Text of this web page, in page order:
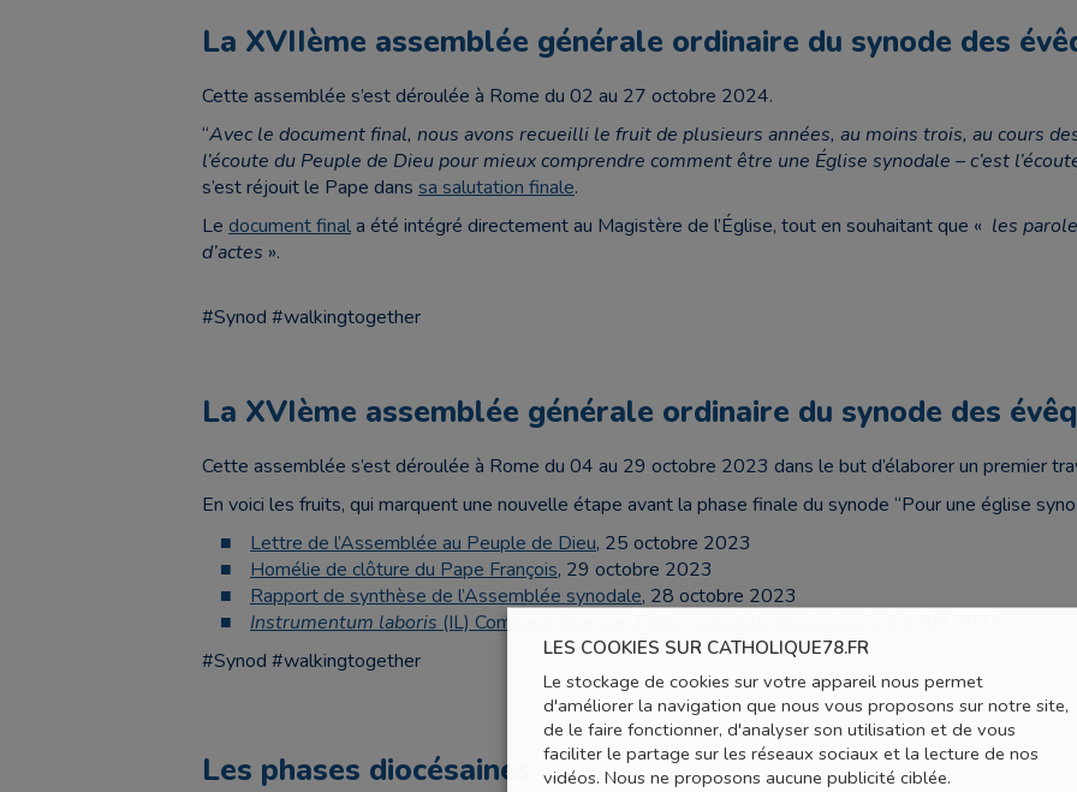
La XVIIème assemblée générale ordinaire du synode des
Cette assemblée s’est déroulée à Rome du 02 au 27 octobre 2024.
“Avec le document final, nous avons recueilli le fruit de plusieurs années, au moins trois, au cours
l’écoute du Peuple de Dieu pour mieux comprendre comment être une Église synodale – c’est
s’est réjouit le Pape dans sa salutation finale.
Le document finala été intégré directement au Magistère de l’Église, tout en souhaitant que « les
d’actes ».
#Synod #walkingtogether
La XVIème assemblée générale ordinaire du synode des
Cette assemblée s’est déroulée à Rome du 04 au 29 octobre 2023 dans le but d’élaborer un premier
En voici les fruits, qui marquent une nouvelle étape avant la phase finale du synode “Pour une église
Lettre de l’Assemblée au Peuple de Dieu, 25 octobre 2023
Homélie de clôture du Pape François, 29 octobre 2023
Rapport de synthèse de l’Assemblée synodale, 28 octobre 2023
Instrumentum laboris (IL) Comment être une Église synodale en mission ?
#Synod #walkingtogether
Les phases diocésaines
LES COOKIES SUR CATHOLIQUE78.FR
Le stockage de cookies sur votre appareil nous permet
d'améliorer la navigation que nous vous proposons sur notre site,
de le faire fonctionner, d'analyser son utilisation et de vous
faciliter le partage sur les réseaux sociaux et la lecture de nos
vidéos. Nous ne proposons aucune publicité ciblée.